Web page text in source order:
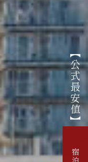
【公式最安値】